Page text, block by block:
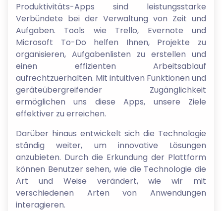
Produktivitäts-Apps sind leistungsstarke
Verbündete bei der Verwaltung von Zeit und
Aufgaben. Tools wie Trello, Evernote und
Microsoft To-Do helfen Ihnen, Projekte zu
organisieren, Aufgabenlisten zu erstellen und
einen effizienten Arbeitsablauf
aufrechtzuerhalten. Mit intuitiven Funktionen und
geräteübergreifender Zugänglichkeit
ermöglichen uns diese Apps, unsere Ziele
effektiver zu erreichen.
Darüber hinaus entwickelt sich die Technologie
ständig weiter, um innovative Lösungen
anzubieten. Durch die Erkundung der Plattform
können Benutzer sehen, wie die Technologie die
Art und Weise verändert, wie wir mit
verschiedenen Arten von Anwendungen
interagieren.